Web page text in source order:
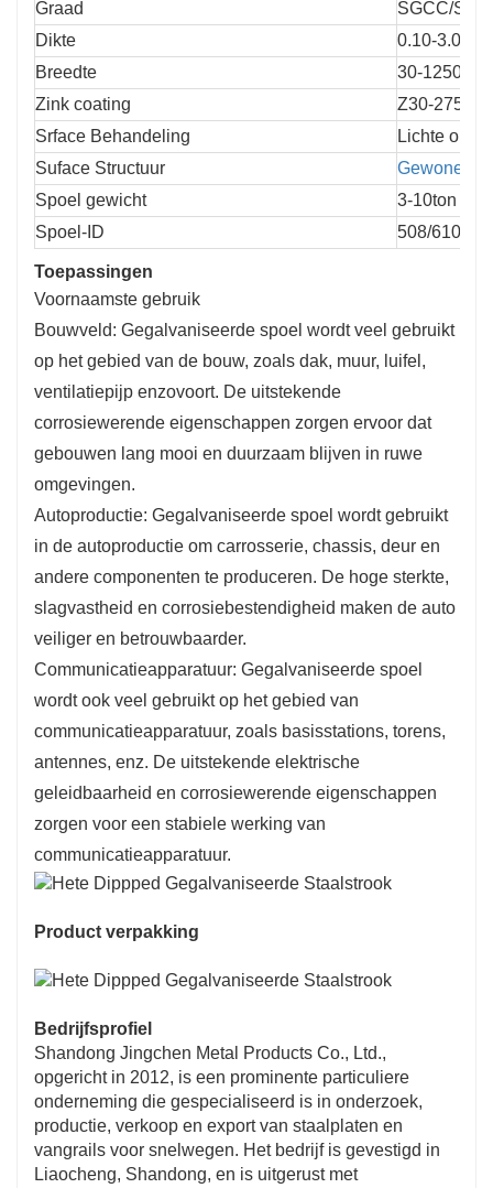
Graad
SGCC/
Dikte
0.10-3.0mm
Breedte
30-1250mm
Zink coating
Z30-275g
Srface Behandeling
Lichte olie.
Suface Structuur
Gewone
Spoel gewicht
3-10ton
Spoel-ID
508/610mm
Toepassingen
Voornaamste gebruik
Bouwveld: Gegalvaniseerde spoel wordt veel gebruikt
op het gebied van de bouw, zoals dak, muur, luifel,
ventilatiepijp enzovoort. De uitstekende
corrosiewerende eigenschappen zorgen ervoor dat
gebouwen lang mooi en duurzaam blijven in ruwe
omgevingen.
Autoproductie: Gegalvaniseerde spoel wordt gebruikt
in de autoproductie om carrosserie, chassis, deur en
andere componenten te produceren. De hoge sterkte,
slagvastheid en corrosiebestendigheid maken de auto
veiliger en betrouwbaarder.
Communicatieapparatuur: Gegalvaniseerde spoel
wordt ook veel gebruikt op het gebied van
communicatieapparatuur, zoals basisstations, torens,
antennes, enz. De uitstekende elektrische
geleidbaarheid en corrosiewerende eigenschappen
zorgen voor een stabiele werking van
communicatieapparatuur.
Product verpakking
Bedrijfsprofiel
Shandong Jingchen Metal Products Co., Ltd.,
opgericht in 2012, is een prominente particuliere
onderneming die gespecialiseerd is in onderzoek,
productie, verkoop en export van staalplaten en
vangrails voor snelwegen. Het bedrijf is gevestigd in
Liaocheng, Shandong, en is uitgerust met